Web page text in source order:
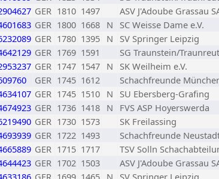
GER 1810 1497
ASV J'Adoube Grassau
GER 1800 1668 N
SC Weisse Dame e.V.
GER 1780 1395 N
SV Springer Leipzig
GER 1769 1591
SG Traunstein/
GER 1747 1547 N
SK Weilheim e.V.
GER 1745 1612
Schachfreunde
GER 1745 1510 N
SU Ebersberg-Grafing
GER 1736 1418 N
FVS ASP Hoyerswerda
GER 1730 1573
SK Freilassing
GER 1722 1493
Schachfreunde
GER 1715 1717
TSV Solln
GER 1702 1503
ASV J'Adoube Grassau
GER 1699 1465 N SV Springer Leipzig